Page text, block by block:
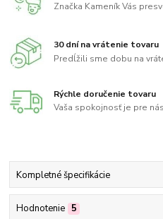
Značka Kameník Vás
30 dní na vrátenie tovaru
Predĺžili sme dobu na
Rýchle doručenie tovaru
Vaša spokojnosť je pre
Kompletné špecifikácie
Hodnotenie 5